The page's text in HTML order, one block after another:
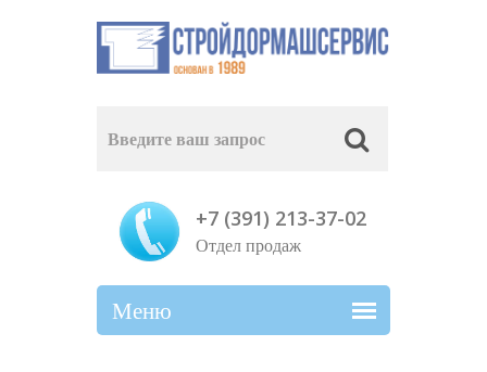
+7 (391) 213-37-02
Отдел продаж